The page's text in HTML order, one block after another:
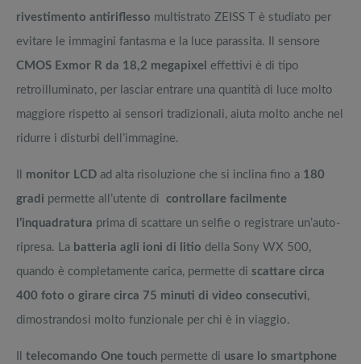
rivestimento antiriflesso multistrato ZEISS T è studiato per
evitare le immagini fantasma e la luce parassita. Il sensore
CMOS Exmor R da 18,2 megapixel effettivi è di tipo
retroilluminato, per lasciar entrare una quantità di luce molto
maggiore rispetto ai sensori tradizionali, aiuta molto anche nel
ridurre i disturbi dell’immagine.
monitor LCD ad alta risoluzione che si inclina fino a 180
gradi permette all’utente di controllare facilmente
l’inquadratura prima di scattare un selfie o registrare un’auto-
ripresa. La batteria agli ioni di litio della Sony WX 500,
quando è completamente carica, permette di scattare circa
400 foto o girare circa 75 minuti di video consecutivi,
dimostrandosi molto funzionale per chi è in viaggio.
telecomando One touch permette di usare lo smartphone